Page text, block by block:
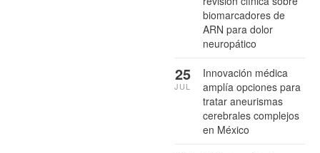
biomarcadores de
ARN para dolor
neuropático
Innovación médica
amplía opciones para
tratar aneurismas
cerebrales complejos
en México
25
JUL